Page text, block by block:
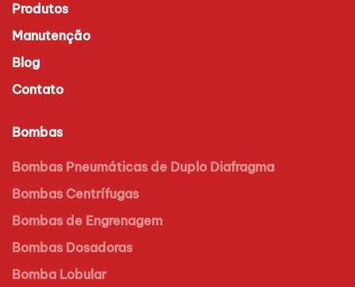
Produtos
Manutenção
Blog
Contato
Bombas
Bombas Pneumáticas de Duplo Diafragma
Bombas Centrífugas
Bombas de Engrenagem
Bombas Dosadoras
Bomba Lobular